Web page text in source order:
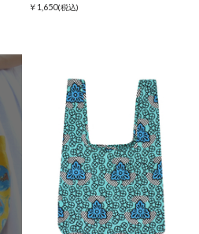
￥1,650(税込)